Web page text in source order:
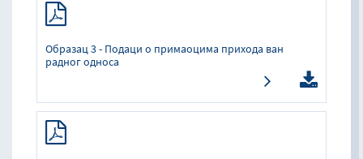
Образац 3 - Подаци о примаоцима прихода ван
радног односа